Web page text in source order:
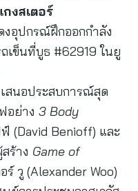
กงสเตอร์
งอุปกรณ์ฝึกออกกำลัง
เข็นที่บูธ #62919 ในยู
สนอประสบการณ์สุด
อย่าง 3 Body
(David Benioff) และ
ร้าง Game of
ร์ วู (Alexander Woo)